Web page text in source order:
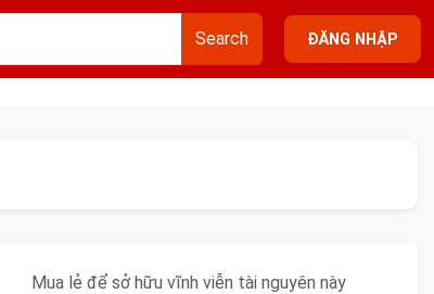
Search ĐĂNG NHẬP
Mua lẻ để sở hữu vĩnh viễn tài nguyên này